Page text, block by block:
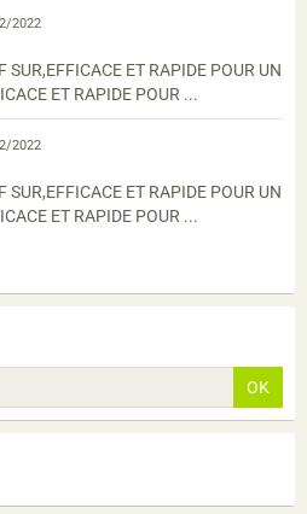
2022
SUR,EFFICACE ET RAPIDE POUR UN
ET RAPIDE POUR ...
2022
SUR,EFFICACE ET RAPIDE POUR UN
ET RAPIDE POUR ...
OK